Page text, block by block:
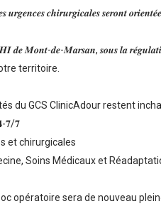
𝒄𝒉𝒊𝒓𝒖𝒓𝒈𝒊𝒄𝒂𝒍𝒆𝒔 𝒔𝒆𝒓𝒐𝒏𝒕
𝒅𝒆 𝑴𝒐𝒏𝒕-𝒅𝒆-𝑴𝒂𝒓𝒔𝒂𝒏, 𝒔𝒐𝒖𝒔 𝒍𝒂
territoire.
du GCS ClinicAdour restent
𝟕/𝟕
et chirurgicales
Soins Médicaux et
opératoire sera de nouveau